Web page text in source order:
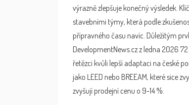
výrazně zlepšuje konečný výsledek.
stavebními týmy, která podle
přípravného času navíc. Důležitým
DevelopmentNews.cz z ledna 2026
řetězci kvůli lepší adaptaci na české
jako LEED nebo BREEAM, které sice
zvyšují prodejní cenu o 9-14 %.